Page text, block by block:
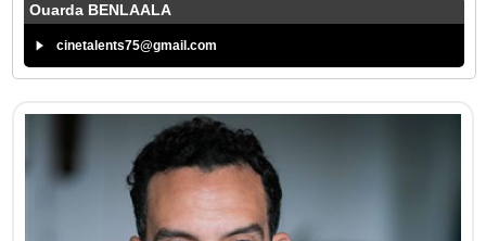
Ouarda BENLAALA
cinetalents75@gmail.com